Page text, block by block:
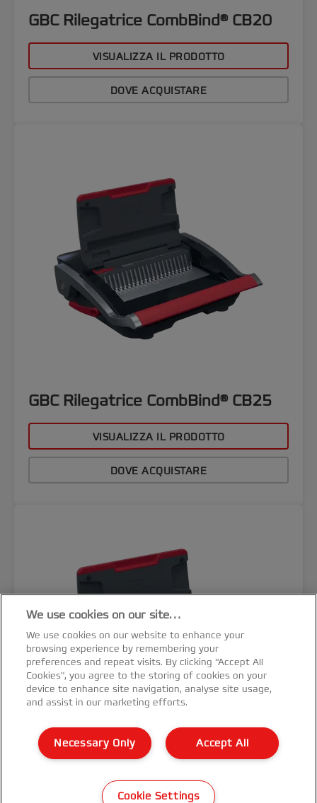
GBC Rilegatrice CombBind® CB20
VISUALIZZA IL PRODOTTO
DOVE ACQUISTARE
GBC Rilegatrice CombBind® CB25
VISUALIZZA IL PRODOTTO
DOVE ACQUISTARE
GBC Rilegatrice CombBind® CB25E
We use cookies on our site…
We use cookies on our website to enhance your
browsing experience by remembering your
preferences and repeat visits. By clicking “Accept All
Cookies”, you agree to the storing of cookies on your
device to enhance site navigation, analyse site usage,
and assist in our marketing efforts.
Accept All
Necessary Only
Cookie Settings